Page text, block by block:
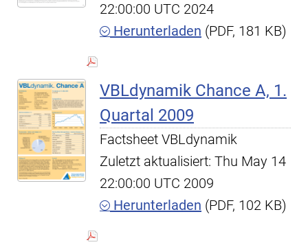
22:00:00 UTC 2024
Herunterladen (PDF, 181 KB)
VBLdynamik Chance A, 1.
Quartal 2009
Factsheet VBLdynamik
Zuletzt aktualisiert: Thu May 14
22:00:00 UTC 2009
Herunterladen (PDF, 102 KB)